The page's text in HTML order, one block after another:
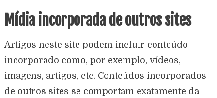
Mídia incorporada de outros sites
Artigos neste site podem incluir conteúdo
incorporado como, por exemplo, vídeos,
imagens, artigos, etc. Conteúdos incorporados
de outros sites se comportam exatamente da